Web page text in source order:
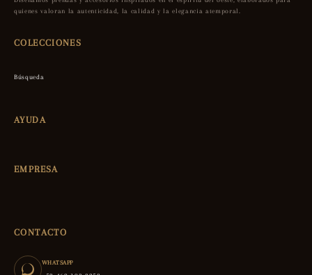
quienes valoran la autenticidad, la calidad y la elegancia atemporal.
COLECCIONES
Búsqueda
AYUDA
EMPRESA
CONTACTO
WHATSAPP